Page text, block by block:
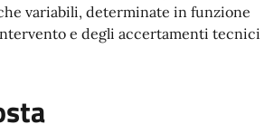
variabili, determinate in funzione
e degli accertamenti tecnici